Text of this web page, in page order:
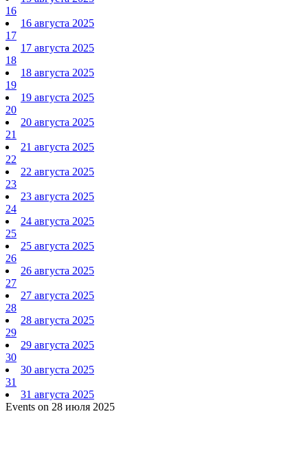
16
16 августа 2025
17
17 августа 2025
18
18 августа 2025
19
19 августа 2025
20
20 августа 2025
21
21 августа 2025
22
22 августа 2025
23
23 августа 2025
24
24 августа 2025
25
25 августа 2025
26
26 августа 2025
27
27 августа 2025
28
28 августа 2025
29
29 августа 2025
30
30 августа 2025
31
31 августа 2025
Events on 28 июля 2025